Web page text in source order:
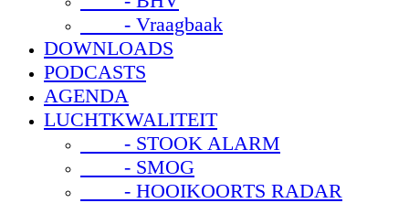
- Vraagbaak
DOWNLOADS
PODCASTS
AGENDA
LUCHTKWALITEIT
- STOOK ALARM
- SMOG
- HOOIKOORTS RADAR